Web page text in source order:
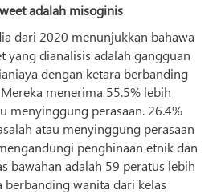
adalah misoginis
dari 2020 menunjukkan bahawa
yang dianalisis adalah gangguan
dengan ketara berbanding
menerima 55.5% lebih
menyinggung perasaan. 26.4%
atau menyinggung perasaan
penghinaan etnik dan
bawahan adalah 59 peratus lebih
wanita dari kelas